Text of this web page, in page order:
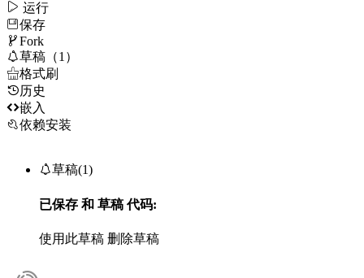
 运行
保存
Fork
草稿（1）
格式刷
历史
嵌入
依赖安装
草稿(1)
已保存 和 草稿代码:
使用此草稿 删除草稿